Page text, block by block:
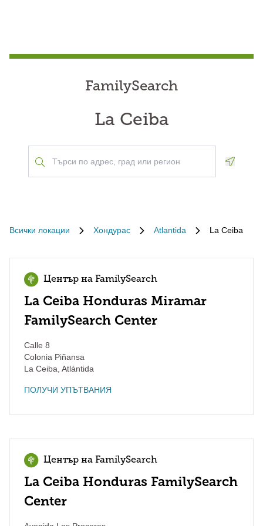
FamilySearch
La Ceiba
Всички локации Хондурас Atlantida La Ceiba
Център на FamilySearch
La Ceiba Honduras Miramar
FamilySearch Center
Calle 8
Colonia Piñansa
La Ceiba Atlántida
ПОЛУЧИ УПЪТВАНИЯ
Център на FamilySearch
La Ceiba Honduras FamilySearch
Center